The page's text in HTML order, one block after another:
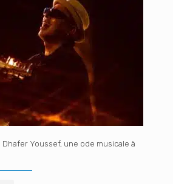
Dhafer Youssef, une ode musicale à